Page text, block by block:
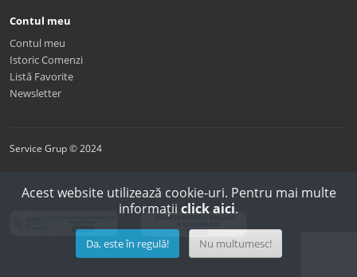
Contul meu
Contul meu
Istoric Comenzi
Listă Favorite
Newsletter
Service Grup © 2024
Acest website utilizează cookie-uri. Pentru mai multe
informații click aici.
Da, este în regulă! Nu multumesc!